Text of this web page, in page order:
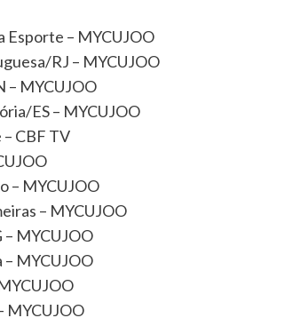
Esporte – MYCUJOO
RJ – MYCUJOO
– MYCUJOO
ES – MYCUJOO
CBF TV
– MYCUJOO
– MYCUJOO
MYCUJOO
– MYCUJOO
MYCUJOO